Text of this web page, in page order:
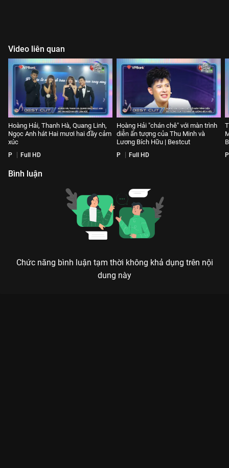
Video liên quan
Hoàng Hải, Thanh Hà, Quang Linh,
Ngọc Anh hát Hai mươi hai đầy cảm
xúc
P Full HD
Hoàng Hải "chán chê" với màn trình
diễn ấn tượng của Thu Minh và
Lương Bích Hữu | Bestcut
P Full HD P
Bình luận
Chức năng bình luận tạm thời không khả dụng trên nội
dung này